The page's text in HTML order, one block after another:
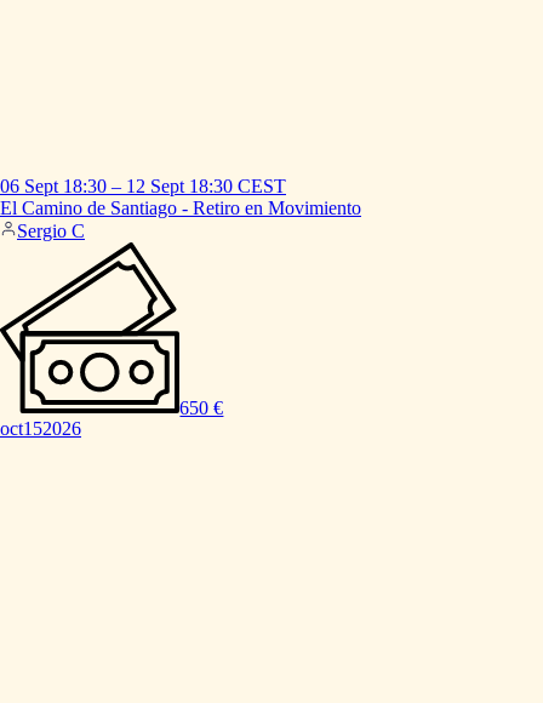
06 Sept 18:30 – 12 Sept 18:30 CEST
El Camino de Santiago - Retiro en Movimiento
Sergio C
650 €
oct152026